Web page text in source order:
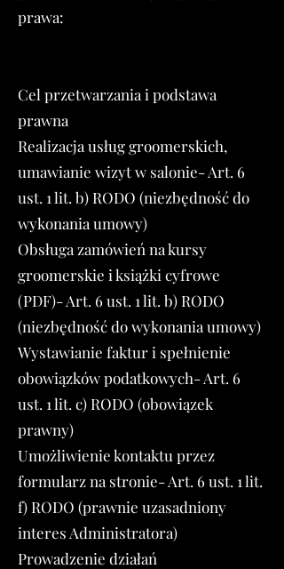
prawa:
Cel przetwarzania i podstawa
prawna
Realizacja usług groomerskich,
umawianie wizyt w salonie- Art. 6
ust. 1 lit. b) RODO (niezbędność do
wykonania umowy)
Obsługa zamówień na kursy
groomerskie i książki cyfrowe
(PDF)- Art. 6 ust. 1 lit. b) RODO
(niezbędność do wykonania umowy)
Wystawianie faktur i spełnienie
obowiązków podatkowych- Art. 6
ust. 1 lit. c) RODO (obowiązek
prawny)
Umożliwienie kontaktu przez
formularz na stronie- Art. 6 ust. 1 lit.
f) RODO (prawnie uzasadniony
interes Administratora)
Prowadzenie działań